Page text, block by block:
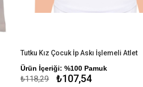
Tutku Kız Çocuk İp Askı İşlemeli Atlet
Ürün İçeriği: %100 Pamuk
₺107,54
₺118,29